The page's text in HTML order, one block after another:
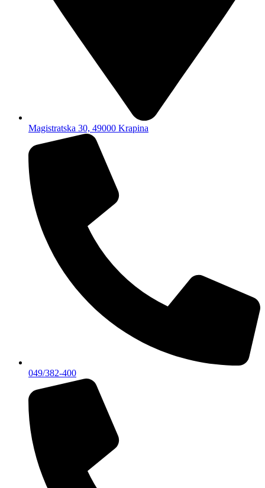
Magistratska 30, 49000 Krapina
049/382-400